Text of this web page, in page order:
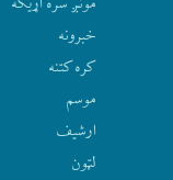
‫خبرونه
کره کتنه
موسم
ارشيف
لټون